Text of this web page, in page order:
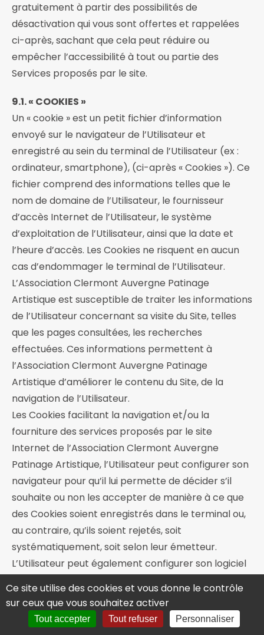
gratuitement à partir des possibilités de
désactivation qui vous sont offertes et rappelées
ci-après, sachant que cela peut réduire ou
empêcher l’accessibilité à tout ou partie des
Services proposés par le site.
9.1. « COOKIES »
Un « cookie » est un petit fichier d’information
envoyé sur le navigateur de l’Utilisateur et
enregistré au sein du terminal de l’Utilisateur (ex :
ordinateur, smartphone), (ci-après « Cookies »). Ce
fichier comprend des informations telles que le
nom de domaine de l’Utilisateur, le fournisseur
d’accès Internet de l’Utilisateur, le système
d’exploitation de l’Utilisateur, ainsi que la date et
l’heure d’accès. Les Cookies ne risquent en aucun
cas d’endommager le terminal de l’Utilisateur.
L’Association Clermont Auvergne Patinage
Artistique est susceptible de traiter les informations
de l’Utilisateur concernant sa visite du Site, telles
que les pages consultées, les recherches
effectuées. Ces informations permettent à
l’Association Clermont Auvergne Patinage
Artistique d’améliorer le contenu du Site, de la
navigation de l’Utilisateur.
Les Cookies facilitant la navigation et/ou la
fourniture des services proposés par le site
Internet de l’Association Clermont Auvergne
Patinage Artistique, l’Utilisateur peut configurer son
navigateur pour qu’il lui permette de décider s’il
souhaite ou non les accepter de manière à ce que
des Cookies soient enregistrés dans le terminal ou,
au contraire, qu’ils soient rejetés, soit
systématiquement, soit selon leur émetteur.
L’Utilisateur peut également configurer son logiciel
le refus des Cookies lui soient proposés
ponctuellement, avant qu’un Cookie soit
susceptible d’être enregistré dans son
Ce site utilise des cookies et vous donne le contrôle
sur ceux que vous souhaitez activer
Tout accepter Tout refuser Personnaliser